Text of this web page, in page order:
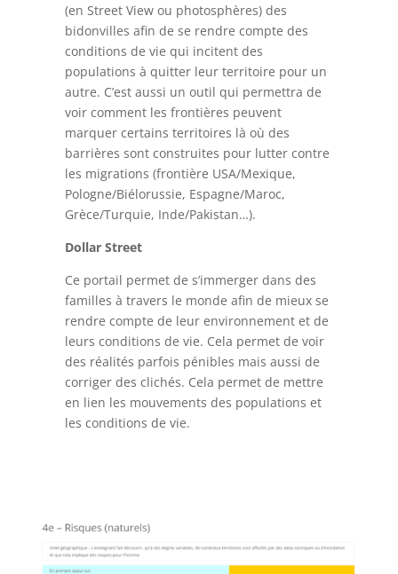
(en Street View ou photosphères) des
bidonvilles afin de se rendre compte des
conditions de vie qui incitent des
populations à quitter leur territoire pour un
autre. C’est aussi un outil qui permettra de
voir comment les frontières peuvent
marquer certains territoires là où des
barrières sont construites pour lutter contre
les migrations (frontière USA/Mexique,
Pologne/Biélorussie, Espagne/Maroc,
Grèce/Turquie, Inde/Pakistan…).
Dollar Street
Ce portail permet de s’immerger dans des
familles à travers le monde afin de mieux se
rendre compte de leur environnement et de
leurs conditions de vie. Cela permet de voir
des réalités parfois pénibles mais aussi de
corriger des clichés. Cela permet de mettre
en lien les mouvements des populations et
les conditions de vie.